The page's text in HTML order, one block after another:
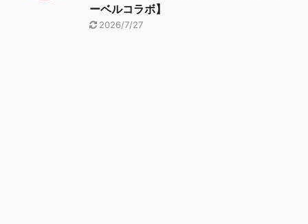
ーベルコラボ】
2026/7/27